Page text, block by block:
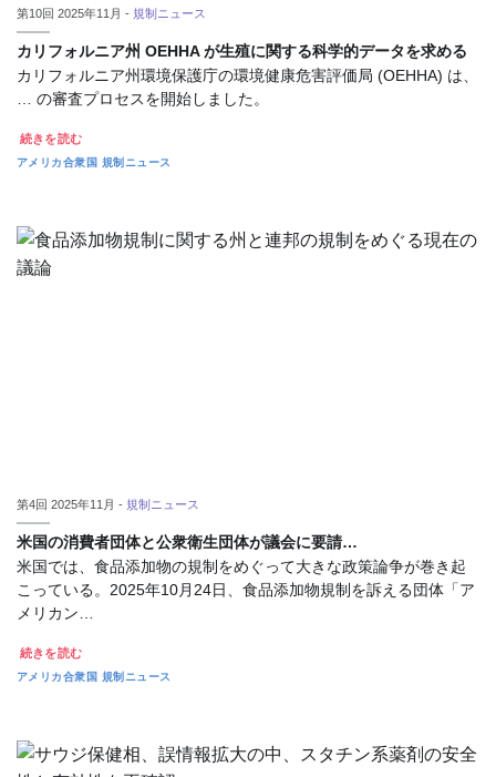
第10回 2025年11月 - 規制ニュース
カリフォルニア州 OEHHA が生殖に関する科学的データを求める
カリフォルニア州環境保護庁の環境健康危害評価局 (OEHHA) は、
… の審査プロセスを開始しました。
続きを読む
アメリカ合衆国 規制ニュース
第4回 2025年11月 - 規制ニュース
米国の消費者団体と公衆衛生団体が議会に要請…
米国では、食品添加物の規制をめぐって大きな政策論争が巻き起
こっている。2025年10月24日、食品添加物規制を訴える団体「ア
メリカン…
続きを読む
アメリカ合衆国 規制ニュース